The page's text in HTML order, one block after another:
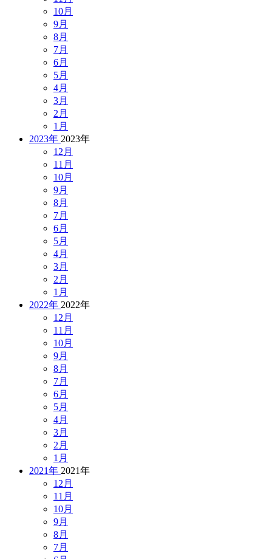
10月
9月
8月
7月
6月
5月
4月
3月
2月
1月
2023年 2023年
12月
11月
10月
9月
8月
7月
6月
5月
4月
3月
2月
1月
2022年 2022年
12月
11月
10月
9月
8月
7月
6月
5月
4月
3月
2月
1月
2021年 2021年
12月
11月
10月
9月
8月
7月